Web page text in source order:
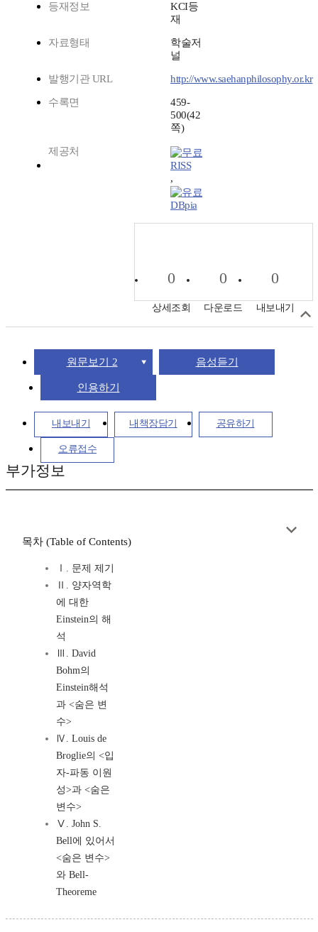
등재정보
KCI등
재
자료형태
학술저
널
발행기관 URL http://www.saehanphilosophy.or.kr
수록면
459-
500(42
쪽)
제공처
RISS
,
DBpia
0
상세조회
0
다운로드
0
내보내기
원문보기 2 음성듣기
인용하기
내보내기 내책장담기 공유하기
오류접수
부가정보
목차 (Table of Contents)
Ⅰ. 문제 제기
Ⅱ. 양자역학
에 대한
Einstein의 해
석
Ⅲ. David
Bohm의
Einstein해석
과 <숨은 변
수>
Ⅳ. Louis de
Broglie의 <입
자-파동 이원
성>과 <숨은
변수>
Ⅴ. John S.
Bell에 있어서
<숨은 변수>
와 Bell-
Theoreme